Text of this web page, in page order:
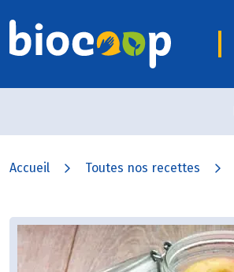
Accueil Toutes nos recettes